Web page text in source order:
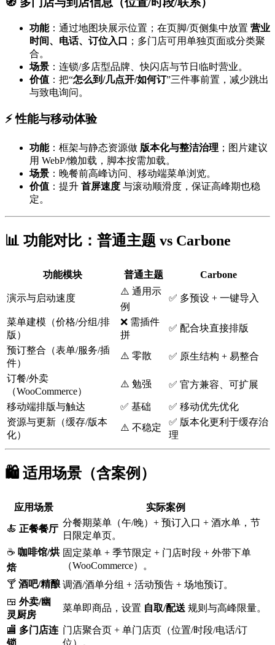
功能：通过地图块展示位置；在页脚/页侧集中放置 营业
时间、电话、订位入口
；多门店可用单独页面或分类聚
合。
场景 ：连锁/多店型品牌、快闪店与节日临时营业。
价值 ：把“怎么到/几点开/如何订”三件事前置，减少跳出
与致电询问。
⚡ 性能与移动体验
功能：框架与静态资源做 版本化与整洁治理 ；图片建议
用 WebP/懒加载，脚本按需加载。
场景 ：晚餐前高峰访问、移动端菜单浏览。
价值 ：提升 首屏速度 与滚动顺滑度，保证高峰期也稳
定。
📊 功能对比：普通主题 vs Carbone
功能模块 普通主题 Carbone
演示与启动速度
⚠️ 通用示
例
✅ 多预设 + 一键导入
菜单建模（价格/分组/排
版）
❌ 需插件
拼
✅ 配合块直接排版
预订整合（表单/服务/插
件）
⚠️ 零散 ✅ 原生结构 + 易整合
订餐/外卖
（WooCommerce）
⚠️ 勉强 ✅ 官方兼容、可扩展
移动端排版与触达 ✅ 基础
✅ 移动优先优化
资源与更新（缓存/版本
化）
⚠️ 不稳定
✅ 版本化更利于缓存治
理
🛍️ 适用场景（含案例）
应用场景 实际案例
🍝 正餐餐厅
分餐期菜单（午/晚）+ 预订入口 + 酒水单，节
日限定单页。
☕ 咖啡馆/烘
焙
固定菜单 + 季节限定 + 门店时段 + 外带下单
（WooCommerce）。
🍸 酒吧/精酿 调酒/酒单分组 + 活动预告 + 场地预订。
🍱 外卖/幽
灵厨房
菜单即商品，设置 自取/配送 规则与高峰限量。
🏬 多门店连
锁
门店聚合页 + 单门店页（位置/时段/电话/订
位）。